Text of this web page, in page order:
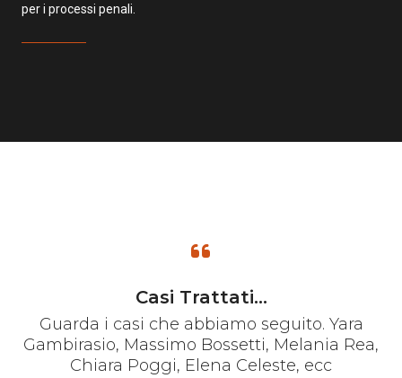
per i processi penali.
Casi Trattati...
Guarda i casi che abbiamo seguito. Yara
Gambirasio, Massimo Bossetti, Melania Rea,
Chiara Poggi, Elena Celeste, ecc